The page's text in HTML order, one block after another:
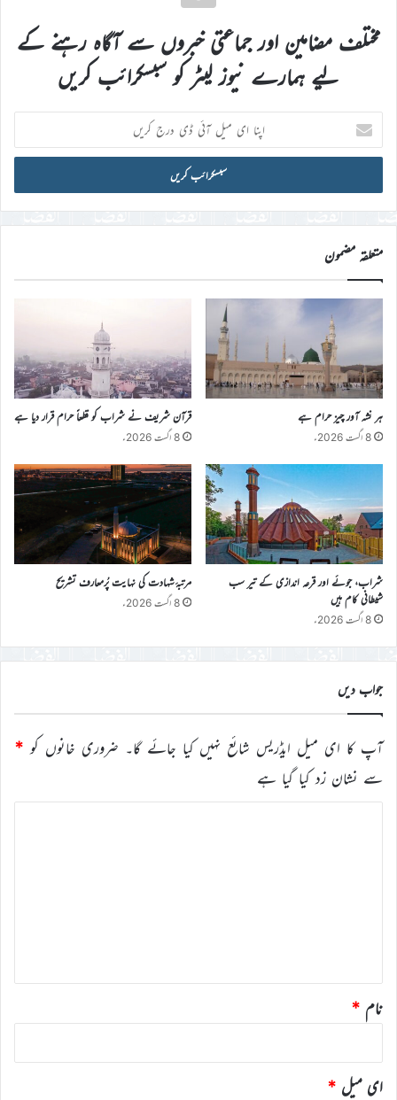
مختلف مضامین اور جماعتی خبروں سے آگاہ رہنے کے
لیے ہمارے نیوز لیٹر کو سبسکرائب کریں
اپنا
ای
میل
ڈی
درج
کریں
متعلقہ مضمون
ہر نشہ آور چیز حرام ہے
8 اگست 2026ء
قرآن شریف نے شراب کو قطعاً حرام قرار دیا ہے
8 اگست 2026ء
شراب، جوئے اور قرعہ اندازی کے تیر سب
شیطانی کام ہیں
8 اگست 2026ء
مرتبۂ شہادت کی نہایت پُرمعارف تشریح
8 اگست 2026ء
جواب دیں
آپ کا ای میل ایڈریس شائع نہیں کیا جائے گا۔ ضروری خانوں کو *
سے نشان زد کیا گیا ہے
نام *
ای میل *